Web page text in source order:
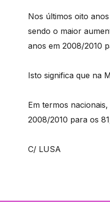
Nos últimos oito
sendo o maior
anos em 2008/2010
Isto significa que na
Em termos
2008/2010 para os
C/ LUSA